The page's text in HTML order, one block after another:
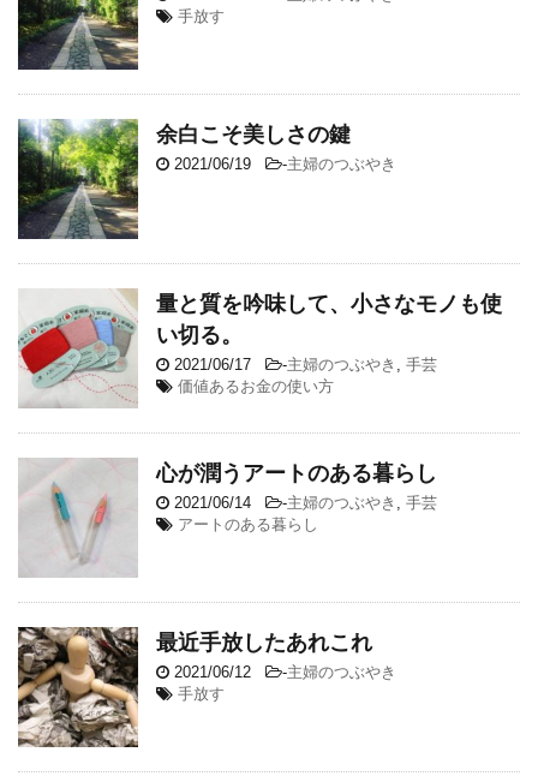
手放す
余白こそ美しさの鍵
2021/06/19 -主婦のつぶやき
量と質を吟味して、小さなモノも使
い切る。
2021/06/17 -主婦のつぶやき
手芸
価値あるお金の使い方
心が潤うアートのある暮らし
2021/06/14 -主婦のつぶやき
手芸
アートのある暮らし
最近手放したあれこれ
2021/06/12 -主婦のつぶやき
手放す